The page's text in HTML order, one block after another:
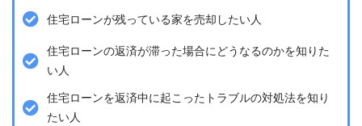
住宅ローンが残っている家を売却したい人
住宅ローンの返済が滞った場合にどうなるのかを知りた
い人
住宅ローンを返済中に起こったトラブルの対処法を知り
たい人